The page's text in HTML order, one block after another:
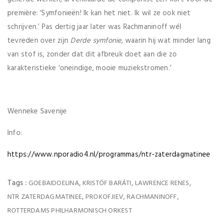
première: ‘Symfonieën! Ik kan het niet. Ik wil ze ook niet
schrijven.’ Pas dertig jaar later was Rachmaninoff wél
tevreden over zijn Derde symfonie, waarin hij wat minder lang
van stof is, zonder dat dit afbreuk doet aan die zo
karakteristieke ‘oneindige, mooie muziekstromen.’
Wenneke Savenije
Info:
https://www.nporadio4.nl/programmas/ntr-zaterdagmatinee
Tags : GOEBAIDOELINA, KRISTÓF BARÁTI, LAWRENCE RENES,
NTR ZATERDAGMATINEE, PROKOFJIEV, RACHMANINOFF,
ROTTERDAMS PHILHARMONISCH ORKEST